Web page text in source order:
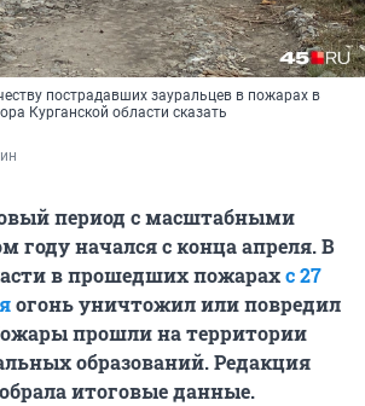
пострадавших зауральцев в пожарах в
Курганской области сказать
период с масштабными
году начался с конца апреля. В
в прошедших пожарахс 27
огонь уничтожил или повредил
прошли на территории
образований. Редакция
итоговые данные.